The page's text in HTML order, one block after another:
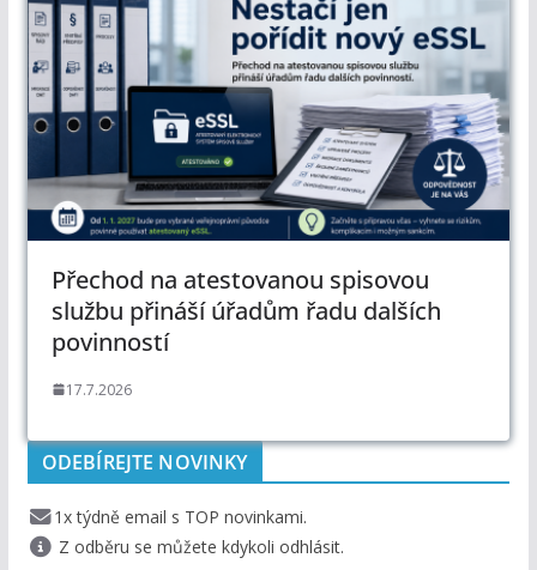
Přechod na atestovanou spisovou
službu přináší úřadům řadu dalších
povinností
17.7.2026
ODEBÍREJTE NOVINKY
1x týdně email s TOP novinkami.
Z odběru se můžete kdykoli odhlásit.